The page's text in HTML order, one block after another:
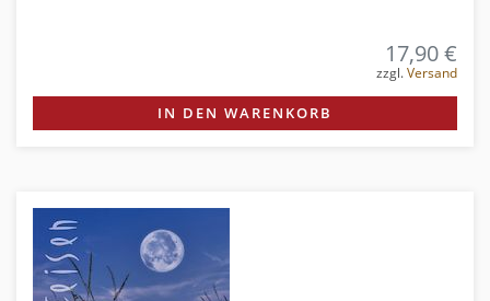
17,90 €
zzgl.Versand
IN DEN WARENKORB